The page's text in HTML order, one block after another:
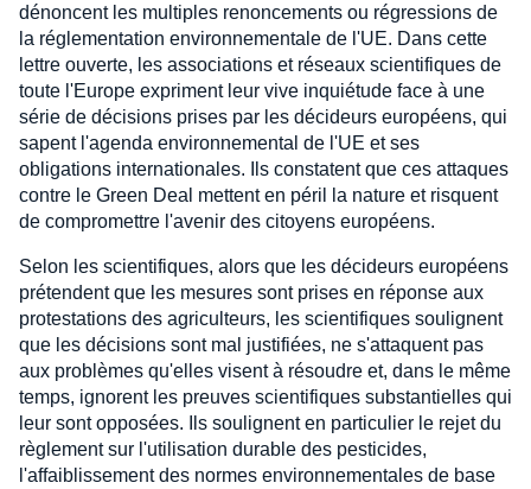
dénoncent les multiples renoncements ou régressions de
la réglementation environnementale de l'UE. Dans cette
lettre ouverte, les associations et réseaux scientifiques de
toute l'Europe expriment leur vive inquiétude face à une
série de décisions prises par les décideurs européens, qui
sapent l'agenda environnemental de l'UE et ses
obligations internationales. Ils constatent que ces attaques
contre le Green Deal mettent en péril la nature et risquent
de compromettre l'avenir des citoyens européens.
Selon les scientifiques, alors que les décideurs européens
prétendent que les mesures sont prises en réponse aux
protestations des agriculteurs, les scientifiques soulignent
que les décisions sont mal justifiées, ne s'attaquent pas
aux problèmes qu'elles visent à résoudre et, dans le même
temps, ignorent les preuves scientifiques substantielles qui
leur sont opposées. Ils soulignent en particulier le rejet du
règlement sur l'utilisation durable des pesticides,
l'affaiblissement des normes environnementales de base